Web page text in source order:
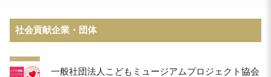
社会貢献企業・団体
一般社団法人こどもミュージアムプロジェクト協会